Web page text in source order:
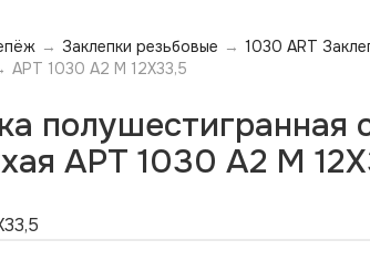
→ Заклепки резьбовые → 1030 ART
АРТ 1030 А2 M 12X33,5
полушестигранная
АРТ 1030 А2 M